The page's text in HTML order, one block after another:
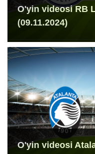
O'yin videosi RB
(09.11.2024)
O'yin videosi